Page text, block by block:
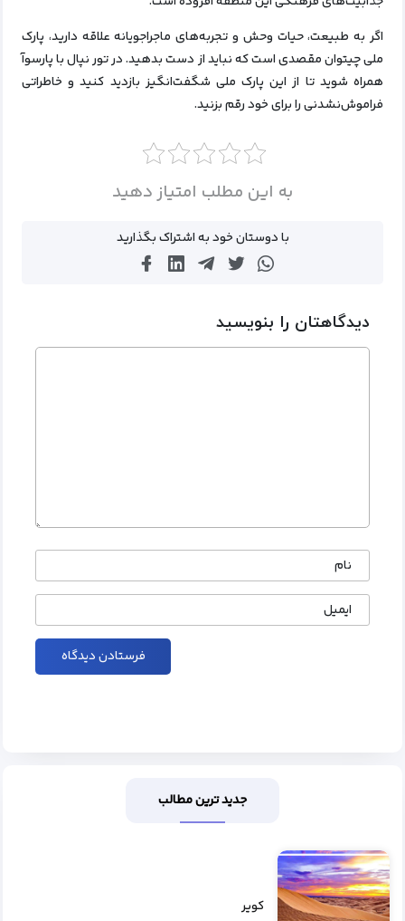
اگر به طبیعت، حیات وحش و تجربه‌های ماجراجویانه علاقه دارید، پارک
ملی چیتوان مقصدی است که نباید از دست بدهید. در تور نپال با پارسوآ
همراه شوید تا از این پارک ملی شگفت‌انگیز بازدید کنید و خاطراتی
فراموش‌نشدنی را برای خود رقم بزنید.
به این مطلب امتیاز دهید
با دوستان خود به اشتراک بگذارید
دیدگاهتان را بنویسید
نام
ایمیل
جدید ترین مطالب
کویر